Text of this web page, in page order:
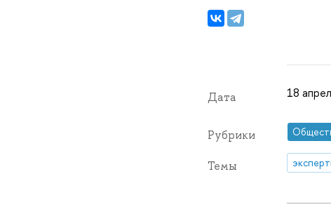
Дата 18
Рубрики
Темы